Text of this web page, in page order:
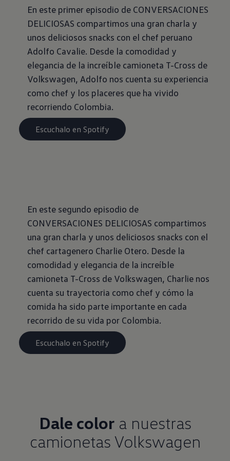
En este primer episodio de CONVERSACIONES
DELICIOSAS compartimos una gran charla y
unos deliciosos snacks con el chef peruano
Adolfo Cavalie. Desde la comodidad y
elegancia de la increíble camioneta T-Cross de
Volkswagen, Adolfo nos cuenta su experiencia
como chef y los placeres que ha vivido
recorriendo Colombia.
Escuchalo en Spotify
En este segundo episodio de
CONVERSACIONES DELICIOSAS compartimos
una gran charla y unos deliciosos snacks con el
chef cartagenero Charlie Otero. Desde la
comodidad y elegancia de la increíble
camioneta T-Cross de Volkswagen, Charlie nos
cuenta su trayectoria como chef y cómo la
comida ha sido parte importante en cada
recorrido de su vida por Colombia.
Escuchalo en Spotify
Dale colora nuestras
camionetas Volkswagen